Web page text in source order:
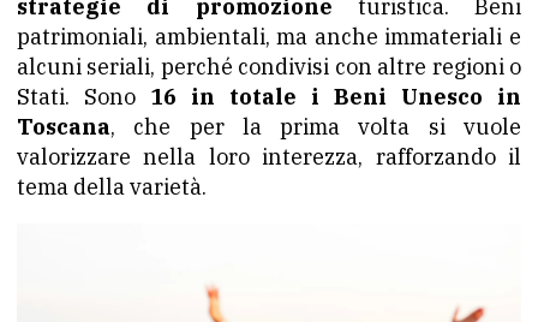
strategie di promozione turistica. Beni
patrimoniali, ambientali, ma anche immateriali e
alcuni seriali, perché condivisi con altre regioni o
Stati. Sono 16 in totale i Beni Unesco in
Toscana, che per la prima volta si vuole
valorizzare nella loro interezza, rafforzando il
tema della varietà.